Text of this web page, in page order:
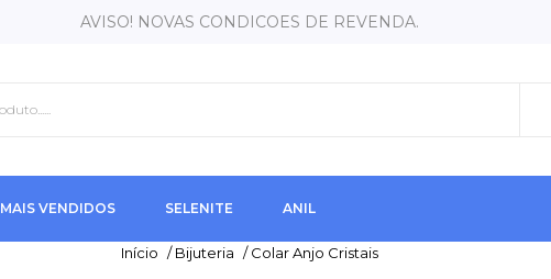
AVISO! NOVAS CONDICOES DE REVENDA.
MAIS VENDIDOS SELENITE ANIL
Início / Bijuteria / Colar Anjo Cristais